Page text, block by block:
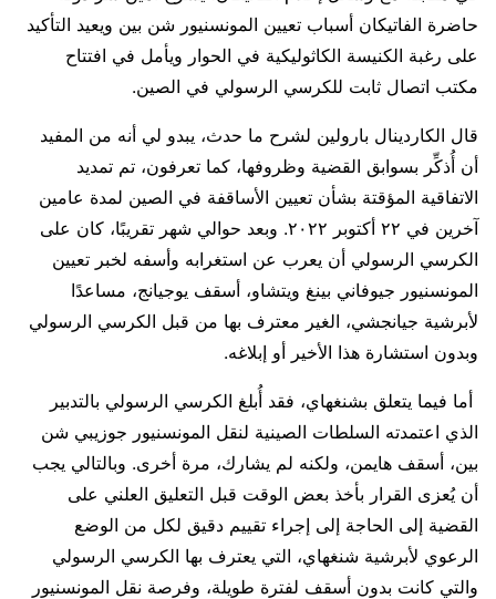
حاضرة الفاتيكان أسباب تعيين المونسنيور شن بين ويعيد التأكيد
على رغبة الكنيسة الكاثوليكية في الحوار ويأمل في افتتاح
مكتب اتصال ثابت للكرسي الرسولي في الصين.
قال الكاردينال بارولين لشرح ما حدث، يبدو لي أنه من المفيد
أن أُذكِّر بسوابق القضية وظروفها، كما تعرفون، تم تمديد
الاتفاقية المؤقتة بشأن تعيين الأساقفة في الصين لمدة عامين
آخرين في ٢٢ أكتوبر ٢٠٢٢. وبعد حوالي شهر تقريبًا، كان على
الكرسي الرسولي أن يعرب عن استغرابه وأسفه لخبر تعيين
المونسنيور جيوفاني بينغ ويتشاو، أسقف يوجيانج، مساعدًا
لأبرشية جيانجشي، الغير معترف بها من قبل الكرسي الرسولي
وبدون استشارة هذا الأخير أو إبلاغه.
أما فيما يتعلق بشنغهاي، فقد أُبلغ الكرسي الرسولي بالتدبير
الذي اعتمدته السلطات الصينية لنقل المونسنيور جوزيبي شن
بين، أسقف هايمن، ولكنه لم يشارك، مرة أخرى. وبالتالي يجب
أن يُعزى القرار بأخذ بعض الوقت قبل التعليق العلني على
القضية إلى الحاجة إلى إجراء تقييم دقيق لكل من الوضع
الرعوي لأبرشية شنغهاي، التي يعترف بها الكرسي الرسولي
والتي كانت بدون أسقف لفترة طويلة، وفرصة نقل المونسنيور